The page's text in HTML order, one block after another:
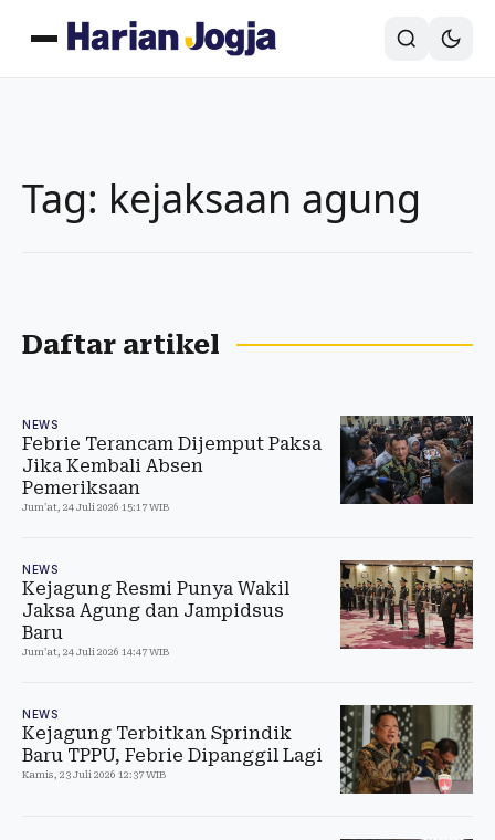
Tag: kejaksaan agung
Daftar artikel
NEWS
Febrie Terancam Dijemput Paksa
Jika Kembali Absen
Pemeriksaan
Jum'at, 24 Juli 2026 15:17 WIB
NEWS
Kejagung Resmi Punya Wakil
Jaksa Agung dan Jampidsus
Baru
Jum'at, 24 Juli 2026 14:47 WIB
NEWS
Kejagung Terbitkan Sprindik
Baru TPPU, Febrie Dipanggil Lagi
Kamis, 23 Juli 2026 12:37 WIB